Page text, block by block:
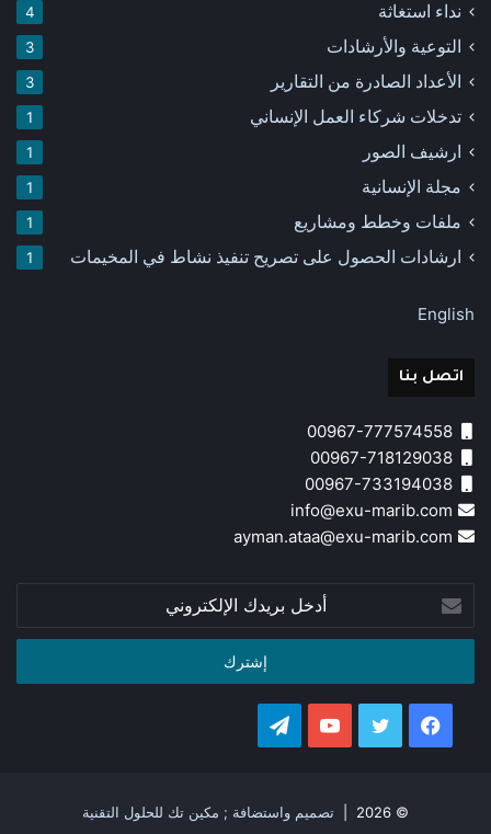
نداء استغاثة 4
التوعية والأرشادات 3
الأعداد الصادرة من التقارير 3
تدخلات شركاء العمل الإنساني 1
ارشيف الصور 1
مجلة الإنسانية 1
ملفات وخطط ومشاريع 1
ارشادات الحصول على تصريح تنفيذ نشاط في المخيمات 1
English
اتصل بنا
أدخل
بريدك
الإلكتروني
فيسبوك تويتر يوتيوب
© 2026 | تصميم واستضافة ; مكين تك للحلول التقنية